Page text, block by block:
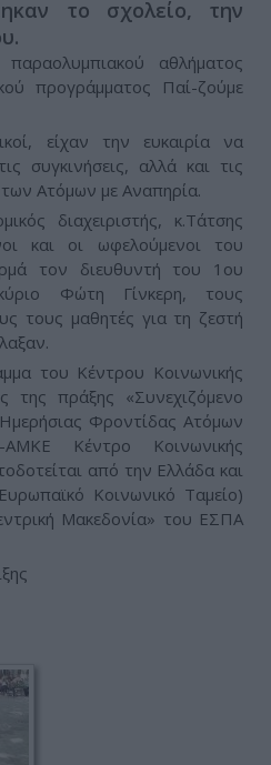
το σχολείο, την
αθλήματος
προγράμματος Παί-ζούμε
είχαν την ευκαιρία να
συγκινήσεις, αλλά και τις
των Ατόμων με Αναπηρία.
διαχειριστής, κ.Τάτσης
και οι ωφελούμενοι του
τον διευθυντή του 1ου
Φώτη Γίνκερη, τους
τους μαθητές για τη ζεστή
του Κέντρου Κοινωνικής
της πράξης «Συνεχιζόμενο
Φροντίδας Ατόμων
Κέντρο Κοινωνικής
από την Ελλάδα και
Κοινωνικό Ταμείο)
Μακεδονία» του ΕΣΠΑ